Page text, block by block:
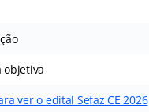
objetiva
ver o edital Sefaz CE 2026